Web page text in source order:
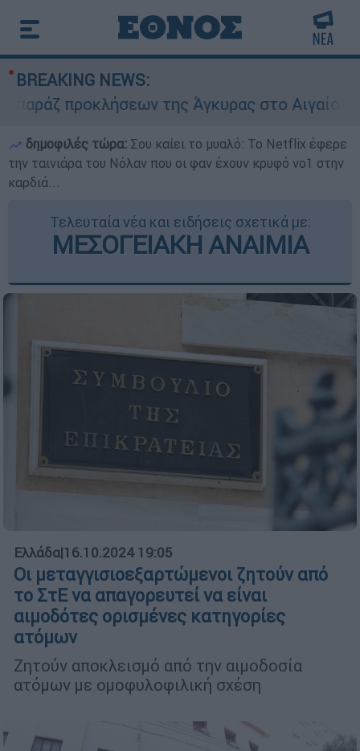
BREAKING NEWS:
προκλήσεων της Άγκυρας στο Αιγαίο:
δημοφιλές τώρα: Σου καίει το μυαλό: Το Netflix έφερε
την ταινιάρα του Νόλαν που οι φαν έχουν κρυφό νο1 στην
καρδιά...
Τελευταία νέα και ειδήσεις σχετικά με:
ΜΕΣΟΓΕΙΑΚΗ ΑΝΑΙΜΙΑ
Ελλάδα|16.10.2024 19:05
Οι μεταγγισιοεξαρτώμενοι ζητούν από
το ΣτΕ να απαγορευτεί να είναι
αιμοδότες ορισμένες κατηγορίες
ατόμων
Ζητούν αποκλεισμό από την αιμοδοσία
ατόμων με ομοφυλοφιλική σχέση